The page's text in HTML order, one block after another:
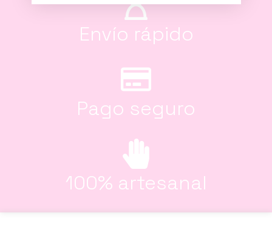
Envío rápido
Pago seguro
100% artesanal